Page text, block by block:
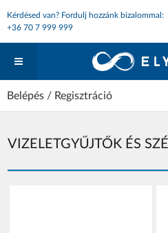
Kérdésed van? Fordulj hozzánk bizalommal:
+36 70 7 999 999
Belépés / Regisztráció
VIZELETGYŰJTŐK ÉS